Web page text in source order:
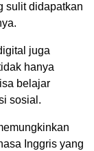
sulit didapatkan
juga
hanya
belajar
sosial.
Inggris yang